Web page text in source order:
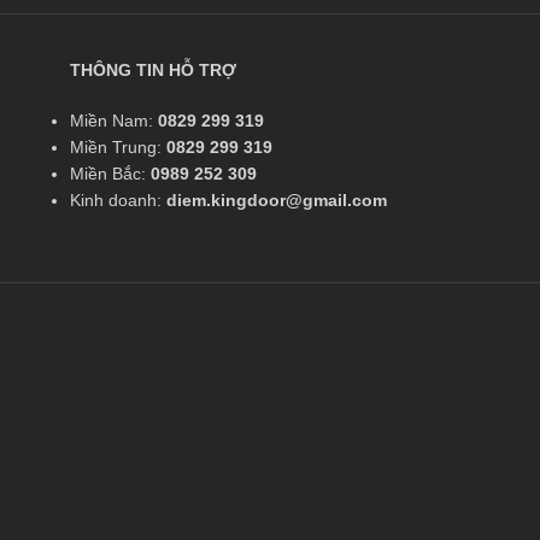
THÔNG TIN HỖ TRỢ
Miền Nam: 0829 299 319
Miền Trung: 0829 299 319
Miền Bắc: 0989 252 309
Kinh doanh: diem.kingdoor@gmail.com